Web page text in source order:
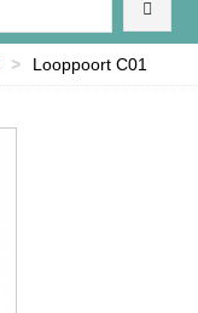
> Looppoort C01